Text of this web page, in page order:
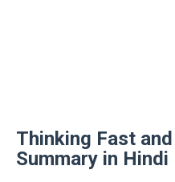
Thinking Fast
Summary in Hindi